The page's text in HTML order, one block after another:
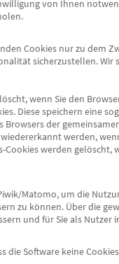
von Ihnen
Cookies nur zu dem
sicherzustellen. Wir
wenn Sie den
Diese speichern eine
Browsers der
werden,
Cookies werden gelöscht,
Matomo, um die
zu können. Über die
und für Sie als Nutzer
die Software keine